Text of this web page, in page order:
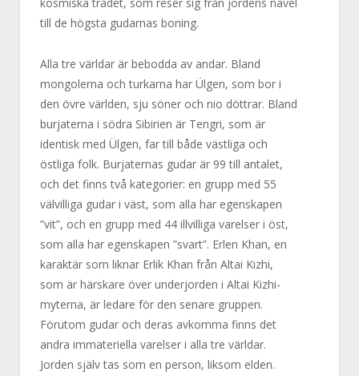
till de högsta gudarnas boning.
Alla tre världar är bebodda av andar. Bland
mongolerna och turkarna har Ülgen, som bor i
den övre världen, sju söner och nio döttrar. Bland
burjaterna i södra Sibirien är Tengri, som är
identisk med Ülgen, far till både västliga och
östliga folk. Burjaternas gudar är 99 till antalet,
och det finns två kategorier: en grupp med 55
välvilliga gudar i väst, som alla har egenskapen
”vit”, och en grupp med 44 illvilliga varelser i öst,
som alla har egenskapen ”svart”. Erlen Khan, en
karaktär som liknar Erlik Khan från Altai Kizhi,
som är härskare över underjorden i Altai Kizhi-
myterna, är ledare för den senare gruppen.
Förutom gudar och deras avkomma finns det
andra immateriella varelser i alla tre världar.
Jorden själv tas som en person, liksom elden.